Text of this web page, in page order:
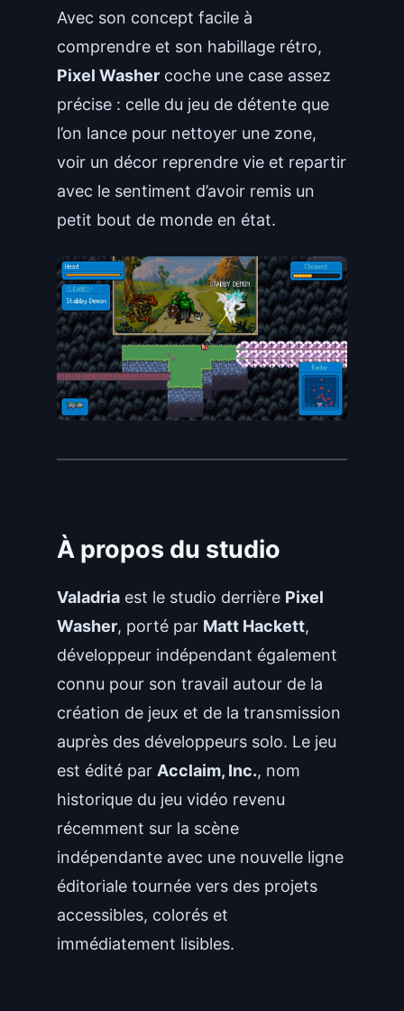
Avec son concept facile à
comprendre et son habillage rétro,
Pixel Washercoche une case assez
précise : celle du jeu de détente que
l’on lance pour nettoyer une zone,
voir un décor reprendre vie et repartir
avec le sentiment d’avoir remis un
petit bout de monde en état.
À propos du studio
Valadriaest le studio derrière Pixel
Washer, porté par Matt Hackett,
développeur indépendant également
connu pour son travail autour de la
création de jeux et de la transmission
auprès des développeurs solo. Le jeu
est édité par Acclaim, Inc., nom
historique du jeu vidéo revenu
récemment sur la scène
indépendante avec une nouvelle ligne
éditoriale tournée vers des projets
accessibles, colorés et
immédiatement lisibles.